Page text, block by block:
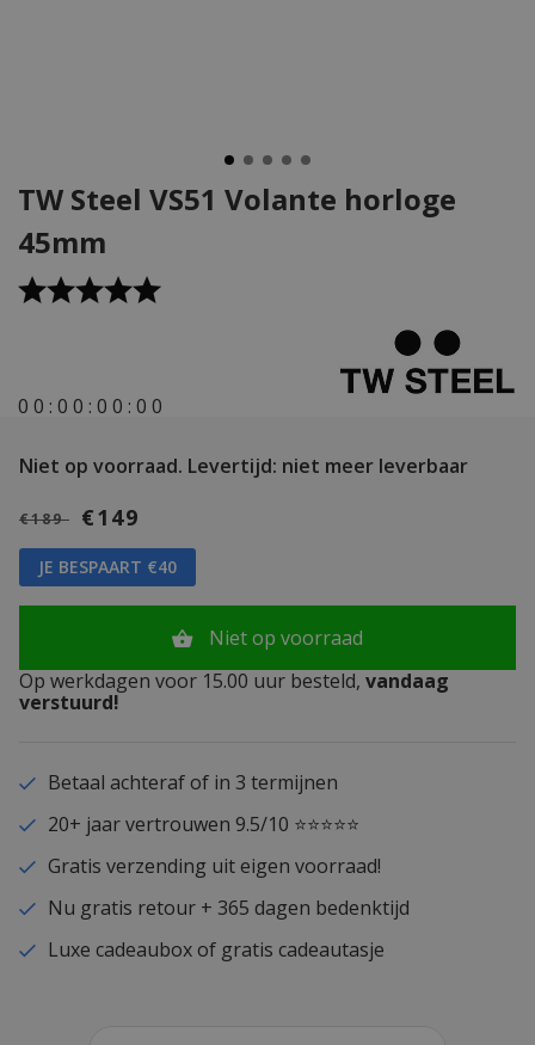
TW Steel VS51 Volante horloge
45mm
0 0 : 0 0 : 0 0 : 0 0
Niet op voorraad. Levertijd: niet meer leverbaar
€189 €149
JE BESPAART €40
Niet op voorraad
Op werkdagen voor 15.00 uur besteld, vandaag
verstuurd!
Betaal achteraf of in 3 termijnen
20+ jaar vertrouwen 9.5/10 ⭐⭐⭐⭐⭐
Gratis verzending uit eigen voorraad!
Nu gratis retour + 365 dagen bedenktijd
Luxe cadeaubox of gratis cadeautasje